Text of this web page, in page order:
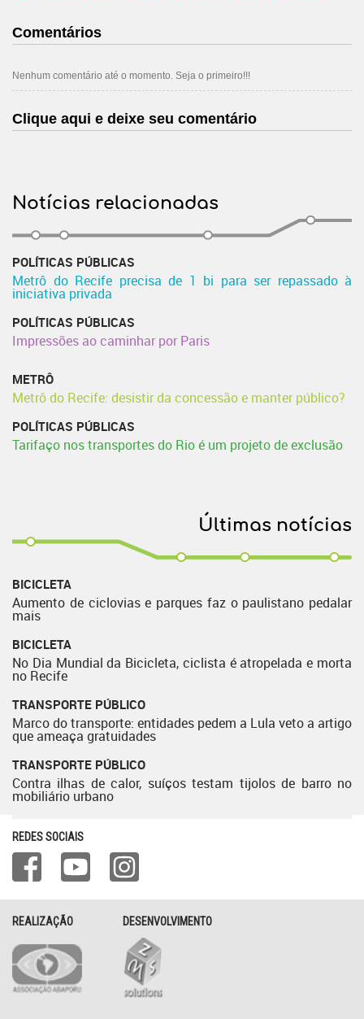
Comentários
Nenhum comentário até o momento. Seja o primeiro!!!
Clique aqui e deixe seu comentário
Notícias relacionadas
POLÍTICAS PÚBLICAS
Metrô do Recife precisa de 1 bi para ser repassado à
iniciativa privada
POLÍTICAS PÚBLICAS
Impressões ao caminhar por Paris
METRÔ
Metrô do Recife: desistir da concessão e manter público?
POLÍTICAS PÚBLICAS
Tarifaço nos transportes do Rio é um projeto de exclusão
Últimas notícias
BICICLETA
Aumento de ciclovias e parques faz o paulistano pedalar
mais
BICICLETA
No Dia Mundial da Bicicleta, ciclista é atropelada e morta
no Recife
TRANSPORTE PÚBLICO
Marco do transporte: entidades pedem a Lula veto a artigo
que ameaça gratuidades
TRANSPORTE PÚBLICO
Contra ilhas de calor, suíços testam tijolos de barro no
mobiliário urbano
REDES SOCIAIS
REALIZAÇÃO DESENVOLVIMENTO